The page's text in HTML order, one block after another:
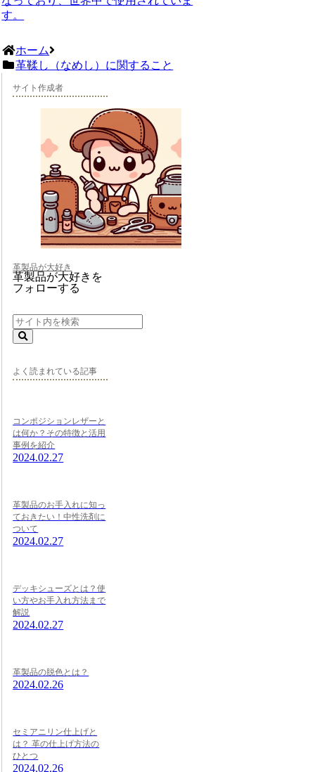
す。
ホーム
革鞣し（なめし）に関すること
サイト作成者
革製品が大好き
革製品が大好きを
フォローする
よく読まれている記事
コンポジションレザーと
は何か？その特徴と活用
事例を紹介
2024.02.27
革製品のお手入れに知っ
ておきたい！中性洗剤に
ついて
2024.02.27
デッキシューズとは？使
い方やお手入れ方法まで
解説
2024.02.27
革製品の脱色とは？
2024.02.26
セミアニリン仕上げと
は？ 革の仕上げ方法の
ひとつ
2024.02.26